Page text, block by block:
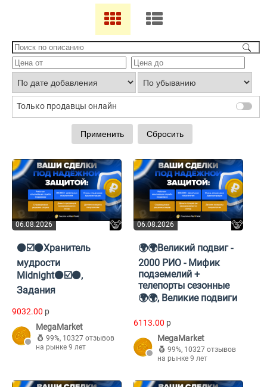
Только продавцы онлайн
06.08.2026
⚫️☑️⚫️Хранитель
мудрости
Midnight⚫️☑️⚫️,
Задания
9032.00 p
MegaMarket
99%, 10327 отзывов
на рынке 9 лет
06.08.2026
🌍🌍Великий подвиг -
2000 РИО - Мифик
подземелий +
телепорты сезонные
🌍🌍, Великие подвиги
6113.00 p
MegaMarket
99%, 10327 отзывов
на рынке 9 лет